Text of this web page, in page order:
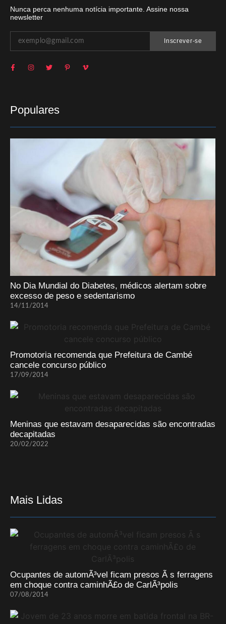
Nunca perca nenhuma notícia importante. Assine nossa
newsletter
Inscrever-se
Populares
No Dia Mundial do Diabetes, médicos alertam sobre
excesso de peso e sedentarismo
14/11/2014
Promotoria recomenda que Prefeitura de Cambé
cancele concurso público
17/09/2014
Meninas que estavam desaparecidas são encontradas
decapitadas
20/02/2022
Mais Lidas
Ocupantes de automÃ³vel ficam presos Ã s ferragens
em choque contra caminhÃ£o de CarlÃ³polis
07/08/2014